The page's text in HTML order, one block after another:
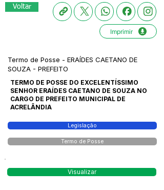
Voltar
Imprimir
Termo de Posse - ERAÍDES CAETANO DE
SOUZA - PREFEITO
TERMO DE POSSE DO EXCELENTÍSSIMO
SENHOR ERAÍDES CAETANO DE SOUZA NO
CARGO DE PREFEITO MUNICIPAL DE
ACRELÂNDIA
Legislação
Termo de Posse
Visualizar